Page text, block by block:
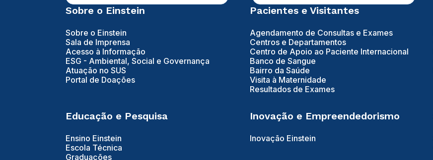
Sobre o Einstein
Sobre o Einstein
Sala de Imprensa
Acesso à Informação
ESG - Ambiental, Social e Governança
Atuação no SUS
Portal de Doações
Pacientes e Visitantes
Agendamento de Consultas e Exames
Centros e Departamentos
Centro de Apoio ao Paciente Internacional
Banco de Sangue
Bairro da Saúde
Visita à Maternidade
Resultados de Exames
Educação e Pesquisa
Ensino Einstein
Escola Técnica
Graduações
Inovação e Empreendedorismo
Inovação Einstein